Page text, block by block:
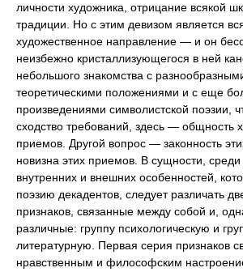
личности художника, отрицание всякой
традиции. Но с этим девизом является
художественное направление — и он
неизбежно кристаллизующегося в ней
небольшого знакомства с
теоретическими положениями и с еще
произведениями символистской поэзии,
сходство требований, здесь — общность
приемов. Другой вопрос — законность
новизна этих приемов. В сущности,
внутренних и внешних особенностей,
поэзию декадентов, следует различать
признаков, связанные между собой и,
различные: группу психологическую и
литературную. Первая серия признаков
нравственным и философским